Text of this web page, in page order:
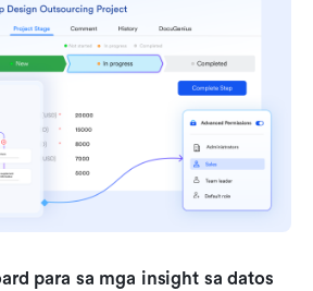
para sa mga insight sa datos